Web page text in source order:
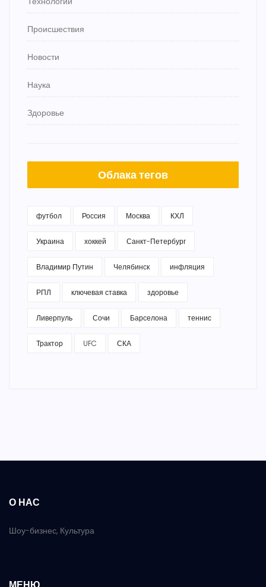
Происшествия
Новости
Наука
Здоровье
Облака тегов
футбол Россия Москва КХЛ
Украина хоккей Санкт-Петербург
Владимир Путин Челябинск инфляция
РПЛ ключевая ставка здоровье
Ливерпуль Сочи Барселона теннис
Трактор UFC СКА
О НАС
Шоу-бизнес, Культура